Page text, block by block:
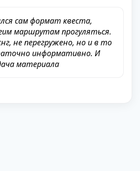
сам формат квеста,
маршрутам прогуляться.
не перегружено, но и в то
информативно. И
материала